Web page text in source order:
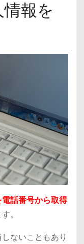
な調査はでき
いアプリのG
ような調査
うに標準でG
報を
話番号から取得
。
ないこともあり